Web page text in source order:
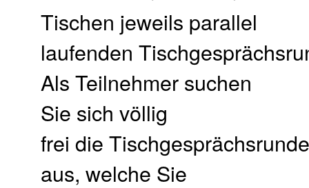
Tischen jeweils parallel
laufenden
Als Teilnehmer suchen
Sie sich völlig
frei die
aus, welche Sie